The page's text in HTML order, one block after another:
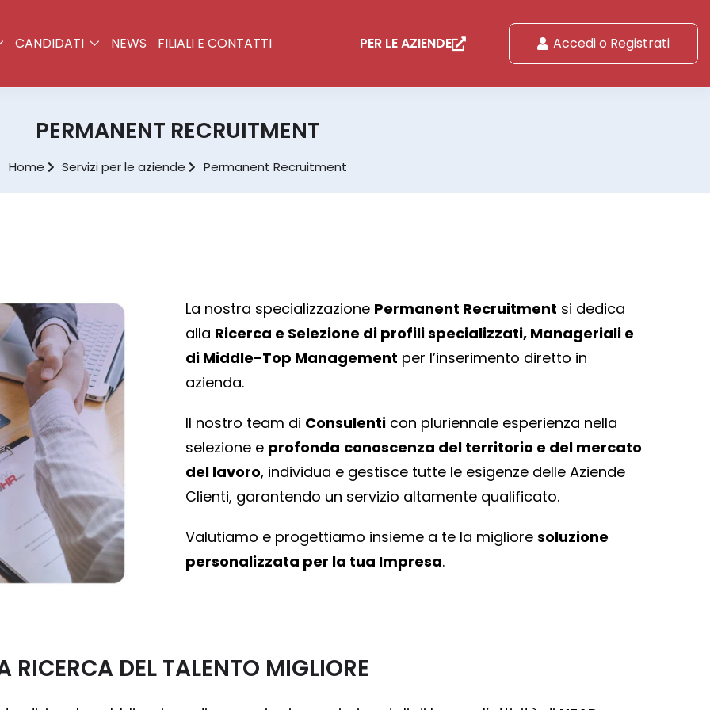
CANDIDATI NEWS FILIALI E CONTATTI PER LE AZIENDE Accedi o Registrati
PERMANENT RECRUITMENT
Home Servizi per le aziende Permanent Recruitment
La nostra specializzazione Permanent Recruitment si dedica
alla Ricerca e Selezione di profili specializzati, Manageriali e
di Middle-Top Management per l’inserimento diretto in
azienda.
Il nostro team di Consulenti con pluriennale esperienza nella
selezione e profonda conoscenza del territorio e del mercato
del lavoro, individua e gestisce tutte le esigenze delle Aziende
Clienti, garantendo un servizio altamente qualificato.
Valutiamo e progettiamo insieme a te la migliore soluzione
personalizzata per la tua Impresa.
RICERCA DEL TALENTO MIGLIORE